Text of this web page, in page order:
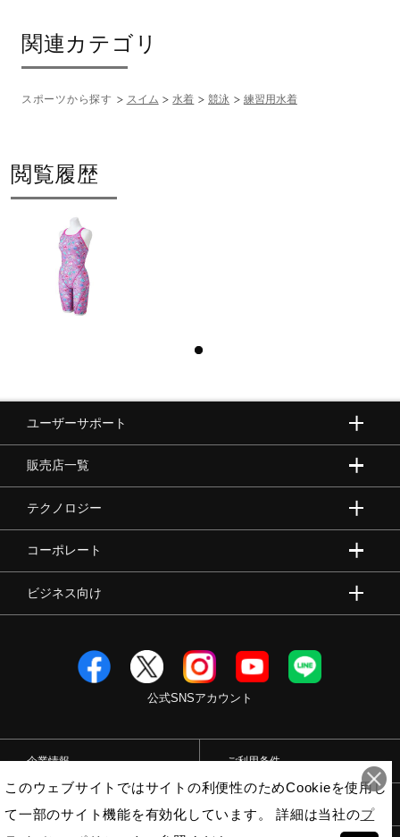
関連カテゴリ
スポーツから探す スイム 水着 競泳 練習用水着
閲覧履歴
ユーザーサポート
販売店一覧
テクノロジー
コーポレート
ビジネス向け
公式SNSアカウント
企業情報 ご利用条件
このウェブサイトではサイトの利便性のためCookieを使用し
て一部のサイト機能を有効化しています。 詳細は当社のプ